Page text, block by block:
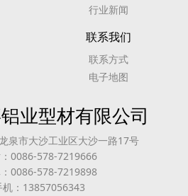
行业新闻
联系我们
联系方式
电子地图
业型材有限公司
泉市大沙工业区大沙一路17号
0086-578-7219666
0086-578-7219898
机：13857056343